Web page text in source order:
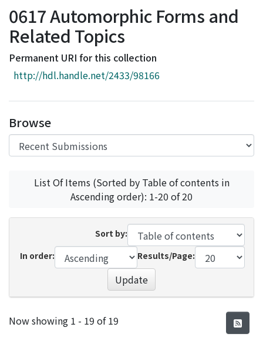
Browse
Download Ranking
Access Statistics
0617 Automorphic Forms and
Related Topics
Permanent URI for this collection
http://hdl.handle.net/2433/98166
Browse
List Of Items (Sorted by Table of contents in
Ascending order): 1-20 of 20
Sort by:
In order:
Results/Page:
Update
Recent Submissions
Now showing 1 - 19 of 19